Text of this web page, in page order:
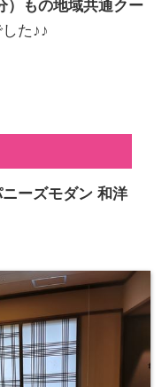
）もの地域共通クー
た♪♪
ーズモダン 和洋